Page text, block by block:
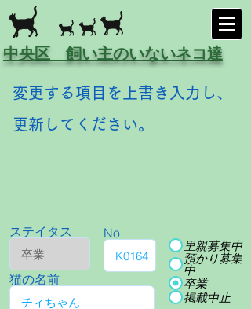
中央区 飼い主のいないネコ達
変更する項目を上書き入力し、
更新してください。
ステイタス No
猫の名前
里親募集中
預かり募集
中
卒業
掲載中止